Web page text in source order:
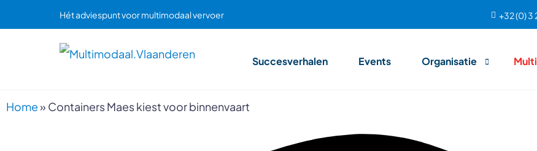
Hét adviespunt voor multimodaal vervoer +32 (0)
Succesverhalen Events Organisatie
Aanpak
Home»Containers Maes kiest voor binnenvaart